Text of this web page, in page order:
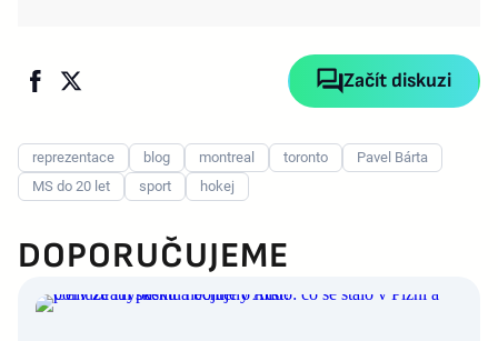
Začít diskuzi
reprezentace blog montreal toronto
Pavel Bárta
MS do 20 let
sport hokej
DOPORUČUJEME